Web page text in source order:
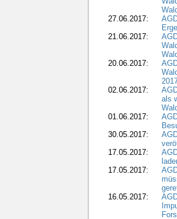
27.06.2017:
21.06.2017:
20.06.2017:
02.06.2017:
als
01.06.2017:
30.05.2017:
17.05.2017:
17.05.2017:
16.05.2017: